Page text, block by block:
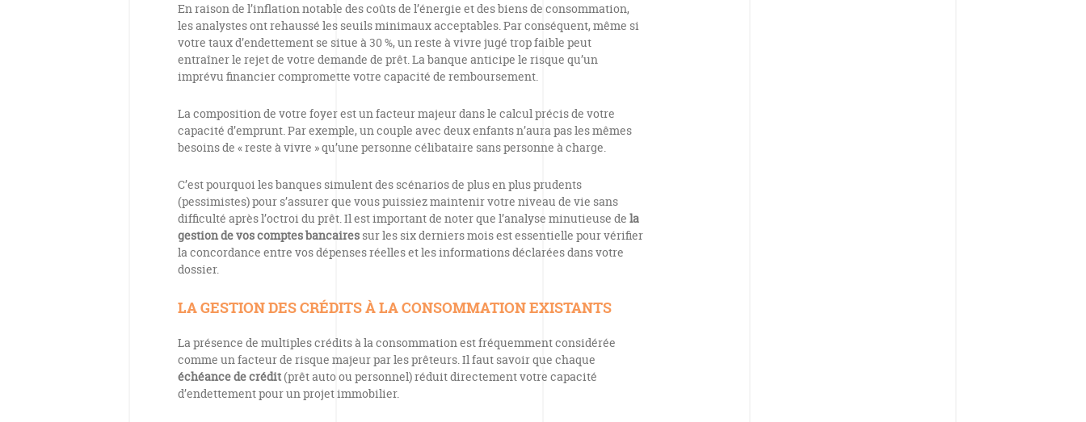
En raison de l’inflation notable des coûts de l’énergie et des biens de consommation,
les analystes ont rehaussé les seuils minimaux acceptables. Par conséquent, même si
votre taux d’endettement se situe à 30 %, un reste à vivre jugé trop faible peut
entraîner le rejet de votre demande de prêt. La banque anticipe le risque qu’un
imprévu financier compromette votre capacité de remboursement.
La composition de votre foyer est un facteur majeur dans le calcul précis de votre
capacité d’emprunt. Par exemple, un couple avec deux enfants n’aura pas les mêmes
besoins de « reste à vivre » qu’une personne célibataire sans personne à charge.
C’est pourquoi les banques simulent des scénarios de plus en plus prudents
(pessimistes) pour s’assurer que vous puissiez maintenir votre niveau de vie sans
difficulté après l’octroi du prêt. Il est important de noter que l’analyse minutieuse de la
gestion de vos comptes bancaires sur les six derniers mois est essentielle pour vérifier
la concordance entre vos dépenses réelles et les informations déclarées dans votre
dossier.
LA GESTION DES CRÉDITS À LA CONSOMMATION EXISTANTS
La présence de multiples crédits à la consommation est fréquemment considérée
comme un facteur de risque majeur par les prêteurs. Il faut savoir que chaque
échéance de crédit(prêt auto ou personnel) réduit directement votre capacité
d’endettement pour un projet immobilier.